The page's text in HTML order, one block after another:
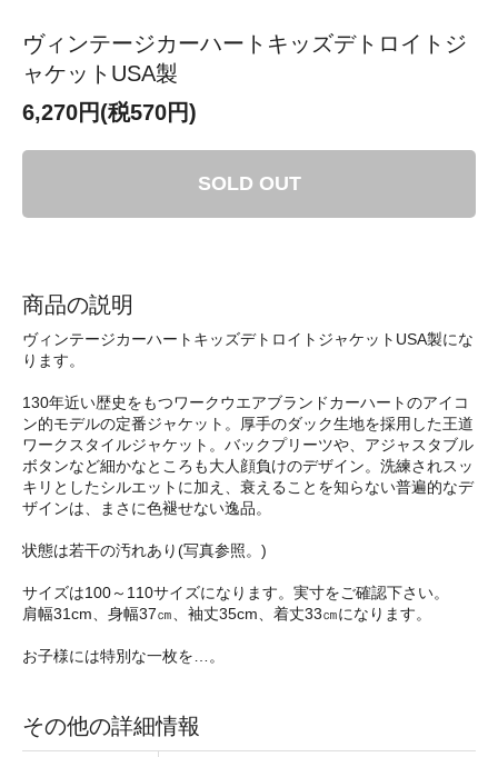
ヴィンテージカーハートキッズデトロイトジ
ャケットUSA製
6,270円(税570円)
SOLD OUT
商品の説明
ヴィンテージカーハートキッズデトロイトジャケットUSA製にな
ります。
130年近い歴史をもつワークウエアブランドカーハートのアイコ
ン的モデルの定番ジャケット。厚手のダック生地を採用した王道
ワークスタイルジャケット。バックプリーツや、アジャスタブル
ボタンなど細かなところも大人顔負けのデザイン。洗練されスッ
キリとしたシルエットに加え、衰えることを知らない普遍的なデ
ザインは、まさに色褪せない逸品。
状態は若干の汚れあり(写真参照。)
サイズは100～110サイズになります。実寸をご確認下さい。
肩幅31cm、身幅37㎝、袖丈35cm、着丈33㎝になります。
お子様には特別な一枚を…。
その他の詳細情報